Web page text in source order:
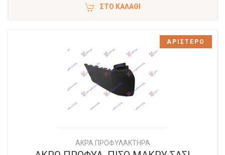
ΣΤΟ ΚΑΛΆΘΙ
ΑΚΡΑ ΠΡΟΦΥΛΑΚΤΗΡΑ
ΑΡΙΣΤΕΡΟ